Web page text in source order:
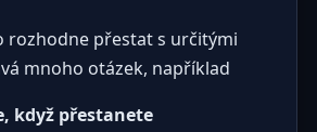
rozhodne přestat s určitými
mnoho otázek, například
když přestanete